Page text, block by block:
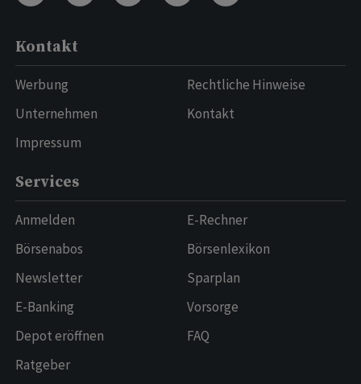
Kontakt
Werbung
Unternehmen
Impressum
Rechtliche Hinweise
Kontakt
Services
Anmelden
Börsenabos
Newsletter
E-Banking
Depot eröffnen
Ratgeber
E-Rechner
Börsenlexikon
Sparplan
Vorsorge
FAQ